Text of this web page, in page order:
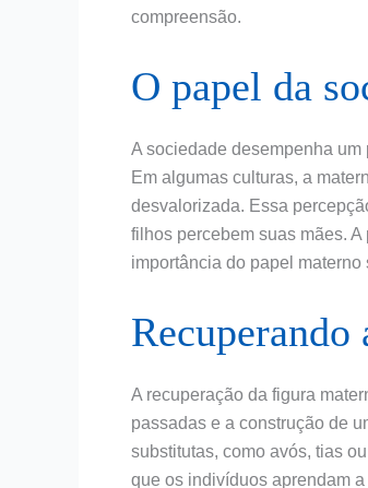
compreensão.
O papel da
A sociedade desempenha
Em algumas culturas, a
desvalorizada. Essa
filhos percebem suas mães.
importância do papel
A recuperação da figura
passadas e a construção de
substitutas, como avós, tias
que os indivíduos aprendam